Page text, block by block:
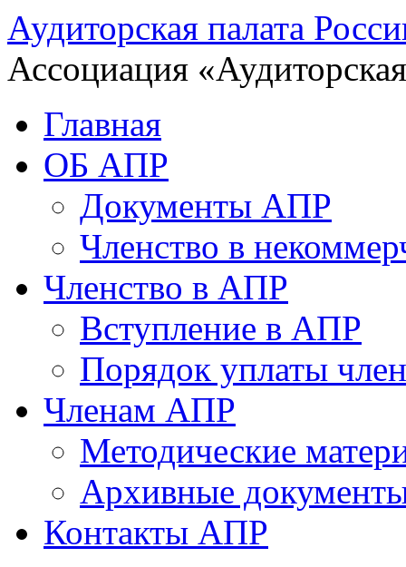
Аудиторская палата
Ассоциация
Главная
ОБ АПР
Документы АПР
Членство в
Членство в АПР
Вступление в АПР
Порядок уплаты
Членам АПР
Методические
Архивные
Контакты АПР